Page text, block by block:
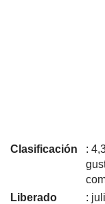
Clasificación
:
Liberado
: